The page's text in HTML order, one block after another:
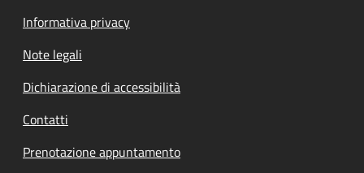
Informativa privacy
Note legali
Dichiarazione di accessibilità
Contatti
Prenotazione appuntamento